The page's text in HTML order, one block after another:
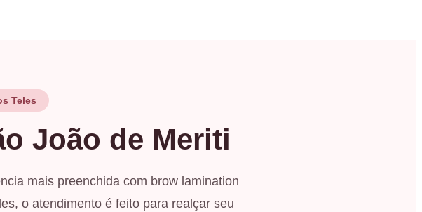
Teles
João de Meriti
mais preenchida com brow lamination
o atendimento é feito para realçar seu